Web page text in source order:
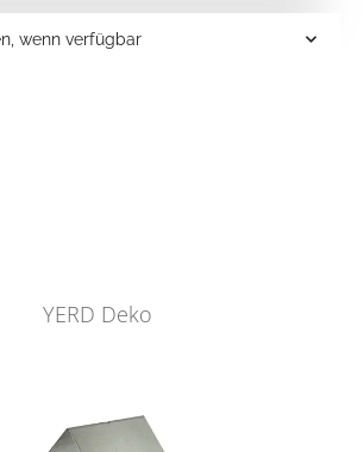
wenn verfügbar
YERD Deko